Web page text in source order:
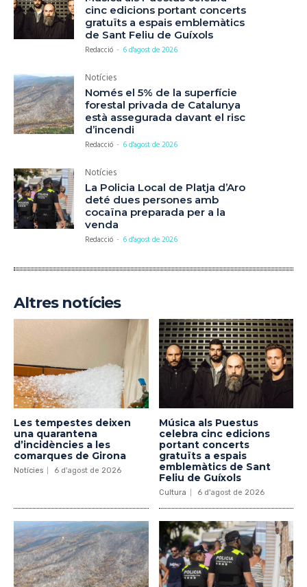
cinc edicions portant concerts
gratuïts a espais emblemàtics
de Sant Feliu de Guíxols
Redacció - 6 d'agost de 2026
Notícies
Només el 5% de la superfície
forestal privada de Catalunya
està assegurada davant el risc
d’incendi
Redacció - 6 d'agost de 2026
Notícies
La Policia Local de Platja d’Aro
deté dues persones amb
cocaïna preparada per a la
venda
Redacció - 6 d'agost de 2026
Altres notícies
Les tempestes deixen
una quarantena
d’incidències a les
comarques de Girona
Notícies 6 d'agost de 2026
Música als Puestus
celebra cinc edicions
portant concerts
gratuïts a espais
emblemàtics de Sant
Feliu de Guíxols
Cultura 6 d'agost de 2026